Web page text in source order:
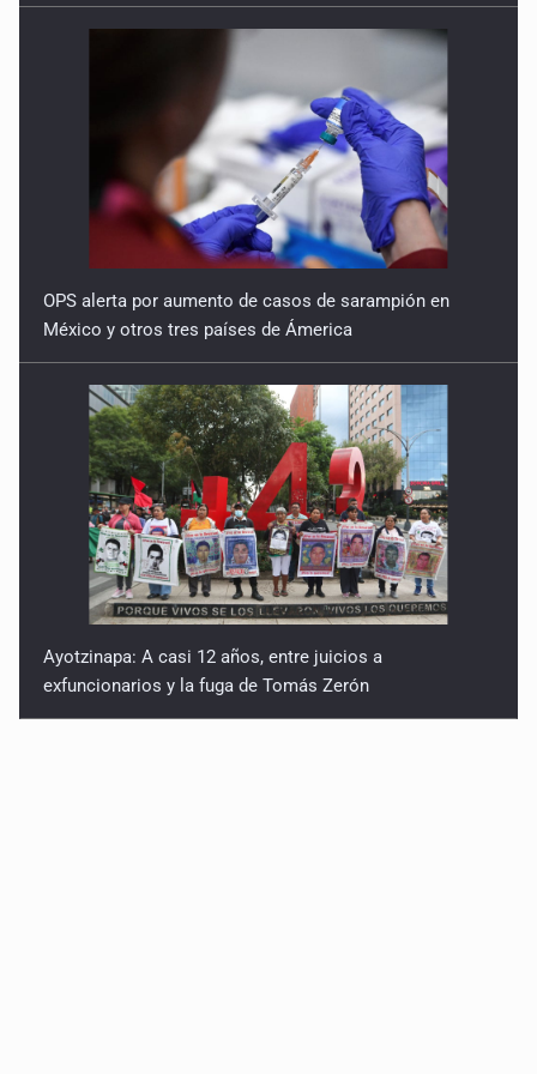
OPS alerta por aumento de casos de sarampión en
México y otros tres países de Ámerica
Ayotzinapa: A casi 12 años, entre juicios a
exfuncionarios y la fuga de Tomás Zerón